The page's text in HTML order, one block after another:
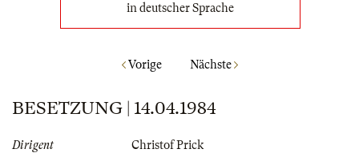
in deutscher Sprache
Vorige Nächste
BESETZUNG | 14.04.1984
Dirigent
Christof Prick